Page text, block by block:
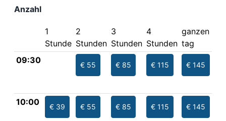
Anzahl
1
Stunde
2
Stunden
3
Stunden
4
Stunden
ganzen
tag
09:30
€ 55 € 85 € 115 € 145
10:00 € 39 € 55 € 85 € 115 € 145